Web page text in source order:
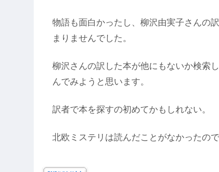
物語も面白かったし、柳沢由実子さんの
まりませんでした。
柳沢さんの訳した本が他にもないか検索
んでみようと思います。
訳者で本を探すの初めてかもしれない。
北欧ミステリは読んだことがなかったの